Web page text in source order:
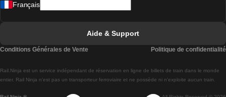
Trains de Lisbonne à Braga
Rail.Ninja est un service indépendant de réservation en ligne de billets de train dans le monde
entier. Rail Ninja n'est pas un transporteur ferroviaire et ne possède ni n'exploite aucun train.
Français
Aide & Support
Conditions Générales de Vente Politique de confidentialité